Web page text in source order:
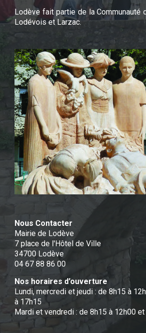
Lodève fait partie de la Communauté
Lodévois et Larzac.
Nous Contacter
Mairie de Lodève
7 place de l'Hôtel de Ville
34700 Lodève
04 67 88 86 00
Nos horaires d’ouverture
Lundi, mercredi et jeudi : de 8h15 à
à 17h15
Mardi et vendredi : de 8h15 à 12h00